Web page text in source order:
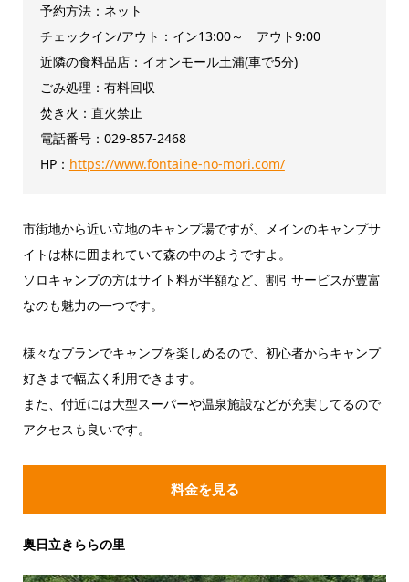
予約方法：ネット
チェックイン/アウト：イン13:00～ アウト9:00
近隣の食料品店：イオンモール土浦(車で5分)
ごみ処理：有料回収
焚き火：直火禁止
電話番号：029-857-2468
HP： https://www.fontaine-no-mori.com/
市街地から近い立地のキャンプ場ですが、メインのキャンプサ
イトは林に囲まれていて森の中のようですよ。
ソロキャンプの方はサイト料が半額など、割引サービスが豊富
なのも魅力の一つです。
様々なプランでキャンプを楽しめるので、初心者からキャンプ
好きまで幅広く利用できます。
また、付近には大型スーパーや温泉施設などが充実してるので
アクセスも良いです。
料金を見る
奥日立きららの里